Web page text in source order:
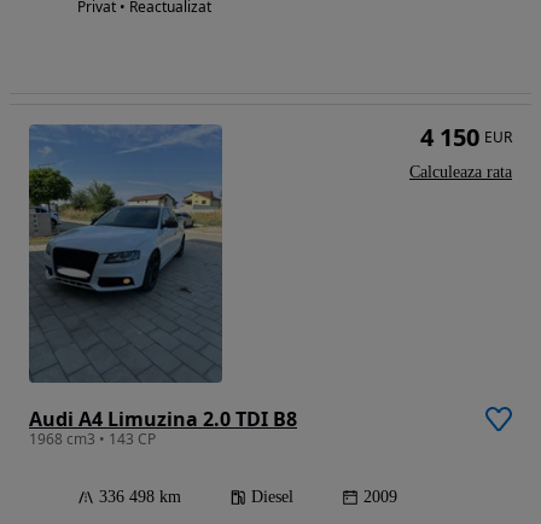
Privat • Reactualizat
Audi A4 Limuzina 2.0 TDI B8
1968 cm3 • 143 CP
336 498 km Diesel 2009
4 150 EUR
Calculeaza rata